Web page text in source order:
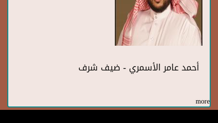
أحمد عامر الأسمري - ضيف شرف
more